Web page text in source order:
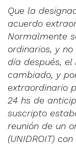
Que la
acuerdo
Normalmente
ordinarios, y
día después,
cambiado, y
extraordinario
24 hs de
suscripto
reunión de un
(UNIDROIT)